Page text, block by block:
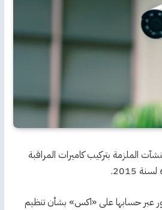
الملزمة بتركيب كاميرات المراقبة
عبر حسابها على «اكس» بشأن تنظيم